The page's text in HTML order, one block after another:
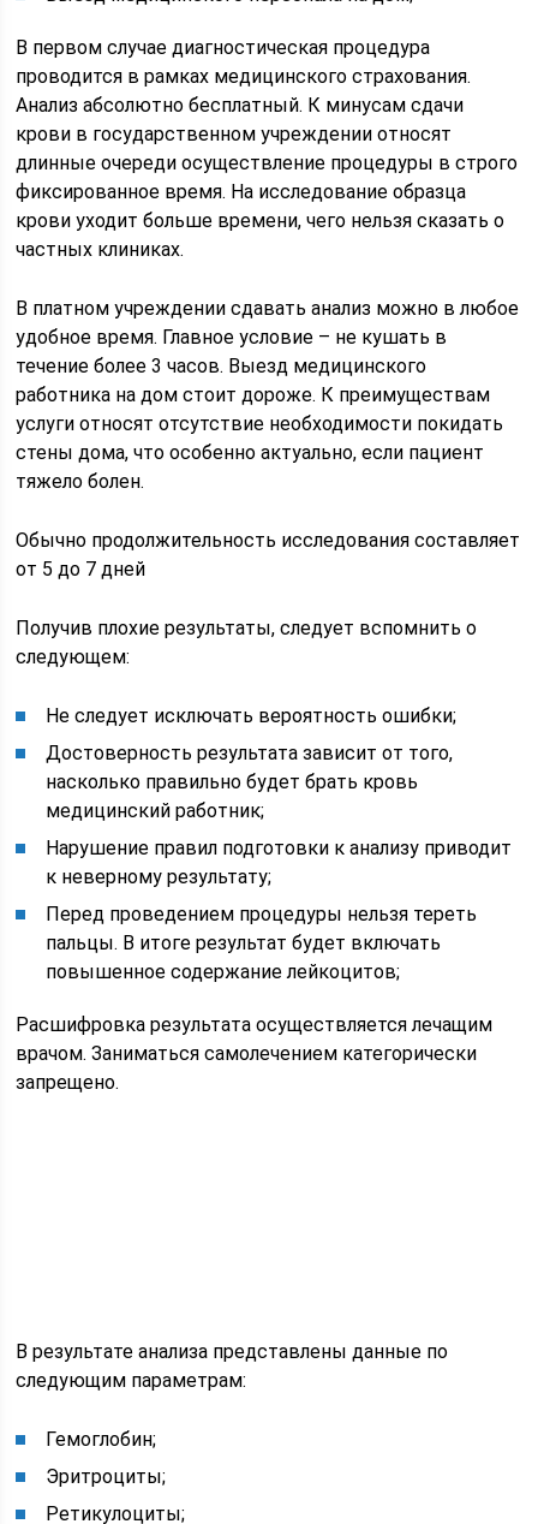
В первом случае диагностическая процедура
проводится в рамках медицинского страхования.
Анализ абсолютно бесплатный. К минусам сдачи
крови в государственном учреждении относят
длинные очереди осуществление процедуры в строго
фиксированное время. На исследование образца
крови уходит больше времени, чего нельзя сказать о
частных клиниках.
В платном учреждении сдавать анализ можно в любое
удобное время. Главное условие – не кушать в
течение более 3 часов. Выезд медицинского
работника на дом стоит дороже. К преимуществам
услуги относят отсутствие необходимости покидать
стены дома, что особенно актуально, если пациент
тяжело болен.
Обычно продолжительность исследования составляет
от 5 до 7 дней
Получив плохие результаты, следует вспомнить о
следующем:
Не следует исключать вероятность ошибки;
Достоверность результата зависит от того,
насколько правильно будет брать кровь
медицинский работник;
Нарушение правил подготовки к анализу приводит
к неверному результату;
Перед проведением процедуры нельзя тереть
пальцы. В итоге результат будет включать
повышенное содержание лейкоцитов;
Расшифровка результата осуществляется лечащим
врачом. Заниматься самолечением категорически
запрещено.
В результате анализа представлены данные по
следующим параметрам:
Гемоглобин;
Эритроциты;
Ретикулоциты;